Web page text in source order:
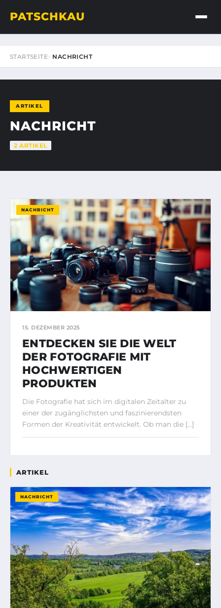
PATSCHKAU
STARTSEITE NACHRICHT
ARTIKEL
NACHRICHT
2 ARTIKEL
NACHRICHT
15. DEZEMBER 2025
ENTDECKEN SIE DIE WELT
DER FOTOGRAFIE MIT
HOCHWERTIGEN
PRODUKTEN
Die Fotografie hat sich im digitalen Zeitalter zu
einer der zugänglichsten und faszinierendsten
Formen der Kreativität entwickelt. Ob man die […]
ARTIKEL
NACHRICHT